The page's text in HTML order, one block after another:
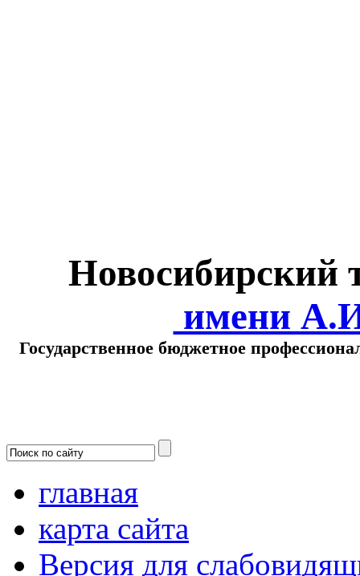
Новосибирский
имени
Государственное бюджетное
главная
карта сайта
Версия для